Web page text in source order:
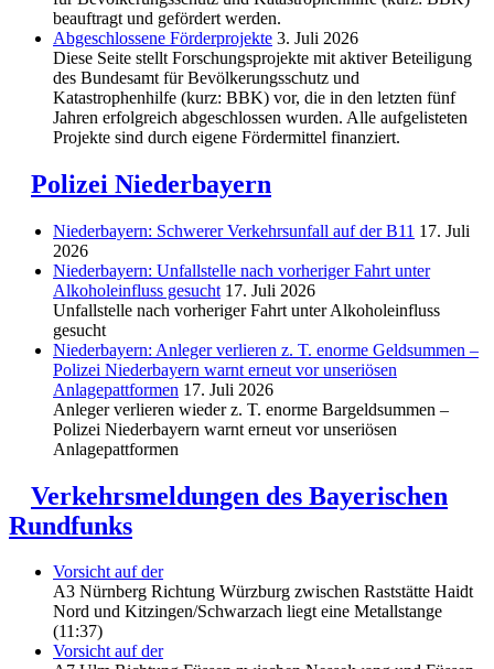
beauftragt und gefördert werden.
Abgeschlos­sene Förderprojekte 3. Juli 2026
Diese Seite stellt Forschungsprojekte mit aktiver Beteiligung
des Bundesamt für Bevölkerungsschutz und
Katastrophenhilfe (kurz: BBK) vor, die in den letzten fünf
Jahren erfolgreich abgeschlossen wurden. Alle aufgelisteten
Projekte sind durch eigene Fördermittel finanziert.
Polizei Niederbayern
Niederbayern: Schwerer Verkehrsunfall auf der B11 17. Juli
2026
Niederbayern: Unfallstelle nach vorheriger Fahrt unter
Alkoholeinfluss gesucht 17. Juli 2026
Unfallstelle nach vorheriger Fahrt unter Alkoholeinfluss
gesucht
Niederbayern: Anleger verlieren z. T. enorme Geldsummen –
Polizei Niederbayern warnt erneut vor unseriösen
Anlagepattformen 17. Juli 2026
Anleger verlieren wieder z. T. enorme Bargeldsummen –
Polizei Niederbayern warnt erneut vor unseriösen
Anlagepattformen
Verkehrsmeldungen des Bayerischen
Rundfunks
Vorsicht auf der
A3 Nürnberg Richtung Würzburg zwischen Raststätte Haidt
Nord und Kitzingen/Schwarzach liegt eine Metallstange
(11:37)
Vorsicht auf der